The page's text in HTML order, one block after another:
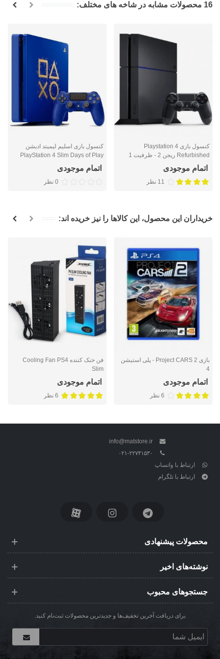
16 محصولات مشابه در شاخه های مختلف:
کنسول بازی Playstation 4
Refurbished ریجن 2 - ظرفیت 1
ترابایت
اتمام موجودی
11 نظر
کنسول بازی اسلیم لیمیتد ادیشن
PlayStation 4 Slim Days of Play
Limited Edition - ظرفیت 1 ترابایت
اتمام موجودی
0 نظر
خریداران این محصول، این کالاها را نیز خریده اند:
بازی Project CARS 2 - پلی استیشن
4
اتمام موجودی
6 نظر
فن خنک کننده Cooling Fan PS4
Slim
اتمام موجودی
6 نظر
info@matstore.ir
۰۲۱-۲۲۷۴۱۵۳۰
ارتباط با واتساپ
ارتباط با تلگرام
محصولات پیشنهادی
نوشته‌های اخیر
جستجوهای محبوب
برای دریافت آخرین تخفیف‌ها و جدیدترین محصولات ثبت‌نام کنید.